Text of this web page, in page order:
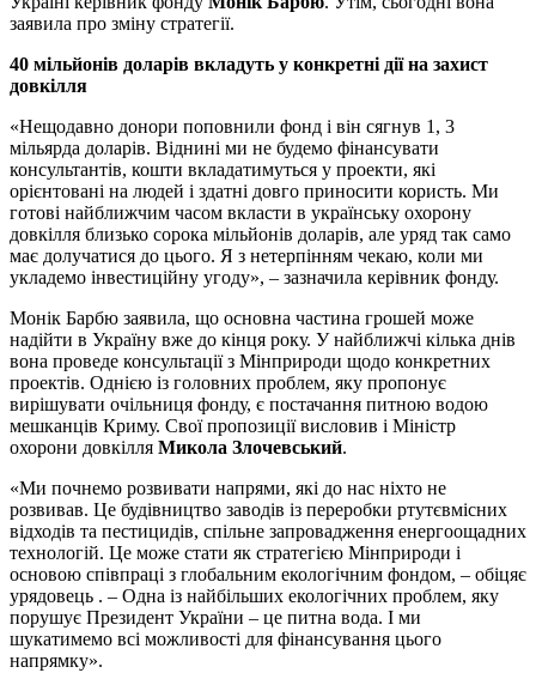
заявила про зміну стратегії.
40 мільйонів доларів вкладуть у конкретні дії на захист
довкілля
«Нещодавно донори поповнили фонд і він сягнув 1, 3
мільярда доларів. Віднині ми не будемо фінансувати
консультантів, кошти вкладатимуться у проекти, які
орієнтовані на людей і здатні довго приносити користь. Ми
готові найближчим часом вкласти в українську охорону
довкілля близько сорока мільйонів доларів, але уряд так само
має долучатися до цього. Я з нетерпінням чекаю, коли ми
укладемо інвестиційну угоду», – зазначила керівник фонду.
Монік Барбю заявила, що основна частина грошей може
надійти в Україну вже до кінця року. У найближчі кілька днів
вона проведе консультації з Мінприроди щодо конкретних
проектів. Однією із головних проблем, яку пропонує
вирішувати очільниця фонду, є постачання питною водою
мешканців Криму. Свої пропозиції висловив і Міністр
охорони довкілля Микола Злочевський.
«Ми почнемо розвивати напрями, які до нас ніхто не
розвивав. Це будівництво заводів із переробки ртутєвмісних
відходів та пестицидів, спільне запровадження енергоощадних
технологій. Це може стати як стратегією Мінприроди і
основою співпраці з глобальним екологічним фондом, – обіцяє
урядовець . – Одна із найбільших екологічних проблем, яку
порушує Президент України – це питна вода. І ми
шукатимемо всі можливості для фінансування цього
напрямку».